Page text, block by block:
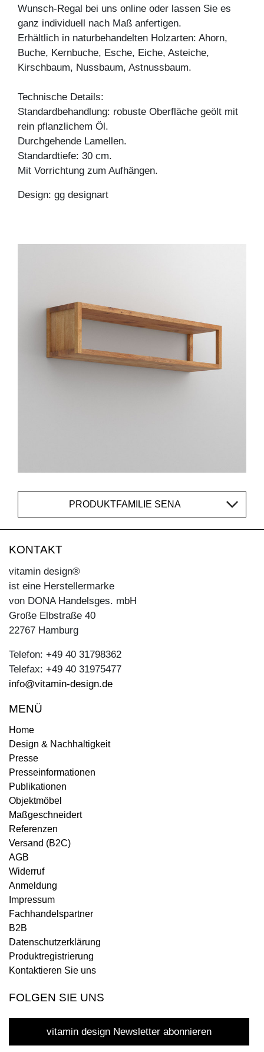
Wunsch-Regal bei uns online oder lassen Sie es
ganz individuell nach Maß anfertigen.
Erhältlich in naturbehandelten Holzarten: Ahorn,
Buche, Kernbuche, Esche, Eiche, Asteiche,
Kirschbaum, Nussbaum, Astnussbaum.
Technische Details:
Standardbehandlung: robuste Oberfläche geölt mit
rein pflanzlichem Öl.
Durchgehende Lamellen.
Standardtiefe: 30 cm.
Mit Vorrichtung zum Aufhängen.
Design: gg designart
PRODUKTFAMILIE SENA
KONTAKT
vitamin design®
ist eine Herstellermarke
von DONA Handelsges. mbH
Große Elbstraße 40
22767 Hamburg
Telefon: +49 40 31798362
Telefax: +49 40 31975477
info@vitamin-design.de
MENÜ
Home
Design & Nachhaltigkeit
Presse
Presseinformationen
Publikationen
Objektmöbel
Maßgeschneidert
Referenzen
Versand (B2C)
AGB
Widerruf
Anmeldung
Impressum
Fachhandelspartner
B2B
Datenschutzerklärung
Produktregistrierung
Kontaktieren Sie uns
FOLGEN SIE UNS
vitamin design Newsletter abonnieren